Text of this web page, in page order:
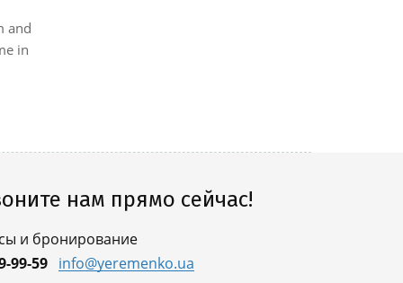
and
in
нам прямо сейчас!
и бронирование
99-59 info@yeremenko.ua